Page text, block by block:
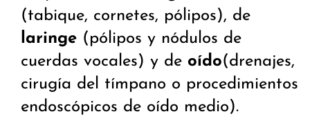
(tabique, cornetes, pólipos), de
laringe (pólipos y nódulos de
cuerdas vocales) y de oído(drenajes,
cirugía del tímpano o procedimientos
endoscópicos de oído medio).